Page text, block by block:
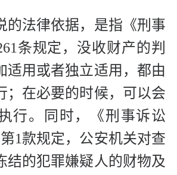
的法律依据，是指《刑事
条规定，没收财产的判
适用或者独立适用，都由
；在必要的时候，可以会
行。同时，《刑事诉讼
1款规定，公安机关对查
结的犯罪嫌疑人的财物及